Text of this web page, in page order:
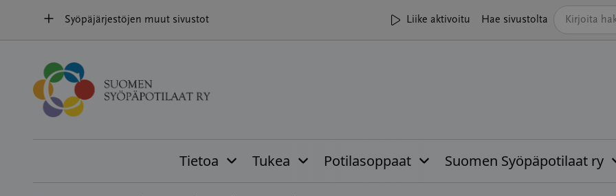
sisältöön
Syöpäjärjestöjen muut sivustot Liike aktivoitu Hae sivustolta
Tietoa Tukea Potilasoppaat Suomen Syöpäpotilaat ry